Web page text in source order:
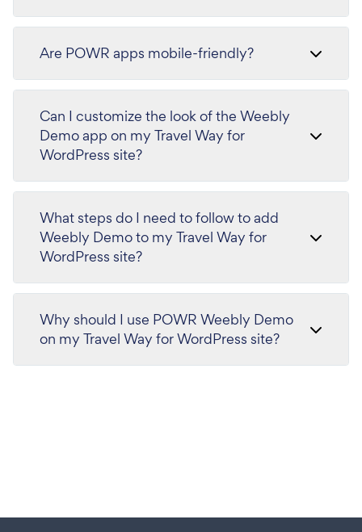
Are POWR apps mobile-friendly?
Can I customize the look of the Weebly
Demo app on my Travel Way for
WordPress site?
What steps do I need to follow to add
Weebly Demo to my Travel Way for
WordPress site?
Why should I use POWR Weebly Demo
on my Travel Way for WordPress site?